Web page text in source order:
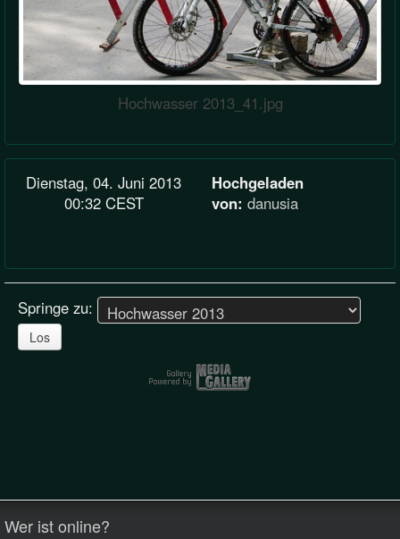
Hochwasser 2013_41.jpg
Dienstag, 04. Juni 2013
00:32 CEST
Hochgeladen
von: danusia
Springe zu:
Los
Wer ist online?